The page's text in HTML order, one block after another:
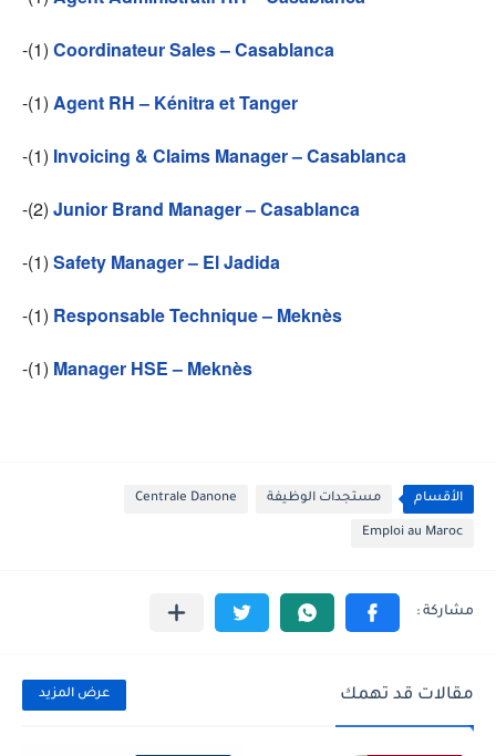
-(1) Coordinateur Sales – Casablanca
-(1) Agent RH – Kénitra et Tanger
-(1) Invoicing & Claims Manager – Casablanca
-(2) Junior Brand Manager – Casablanca
-(1) Safety Manager – El Jadida
-(1) Responsable Technique – Meknès
-(1) Manager HSE – Meknès
الأقسام مستجدات الوظيفة Centrale Danone
Emploi au Maroc
مقالات قد تهمك عرض المزيد